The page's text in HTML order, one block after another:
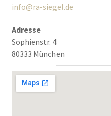
info@ra-siegel.de
Adresse
Sophienstr. 4
80333 München